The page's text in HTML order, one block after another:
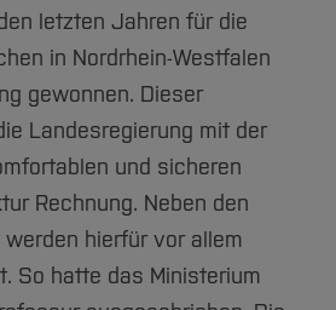
letzten Jahren für die
in Nordrhein-Westfalen
gewonnen. Dieser
Landesregierung mit der
und sicheren
Rechnung. Neben den
hierfür vor allem
So hatte das Ministerium